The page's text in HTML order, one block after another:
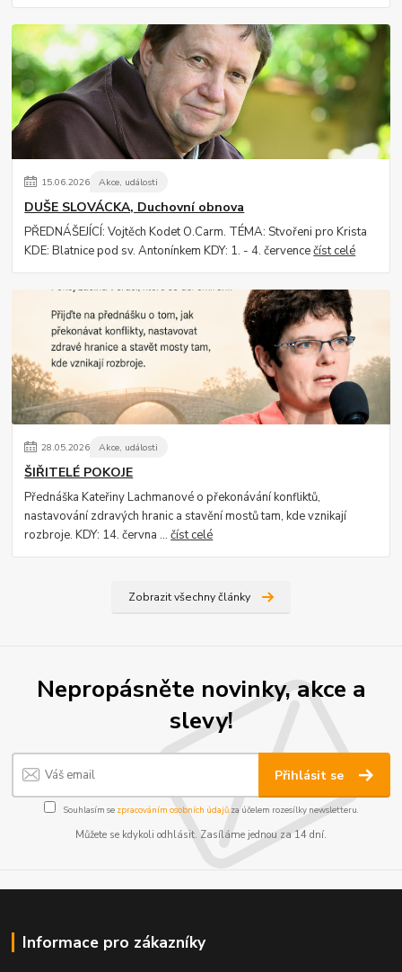
15.06.2026 Akce, události
DUŠE SLOVÁCKA, Duchovní obnova
PŘEDNÁŠEJÍCÍ: Vojtěch Kodet O.Carm. TÉMA: Stvořeni pro Krista
KDE: Blatnice pod sv. Antonínkem KDY: 1. - 4. červencečíst celé
28.05.2026 Akce, události
ŠIŘITELÉ POKOJE
Přednáška Kateřiny Lachmanové o překonávání konfliktů,
nastavování zdravých hranic a stavění mostů tam, kde vznikají
rozbroje. KDY: 14. června ...číst celé
Zobrazit všechny články
Nepropásněte novinky, akce a
slevy!
Přihlásit se
Souhlasím se zpracováním osobních údajůza účelem rozesílky newsletteru.
Můžete se kdykoli odhlásit. Zasíláme jednou za 14 dní.
Informace pro zákazníky